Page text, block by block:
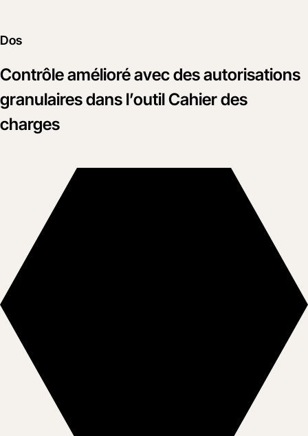
Dos
Contrôle amélioré avec des autorisations
granulaires dans l’outil Cahier des
charges